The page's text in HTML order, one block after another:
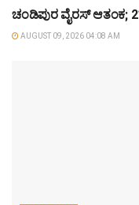
ಚಂಡಿಪುರ ವೈರಸ್ ಆತಂಕ;
AUGUST 09, 2026 04:08 AM